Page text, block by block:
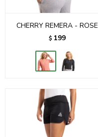
CHERRY REMERA - ROSE
$ 199